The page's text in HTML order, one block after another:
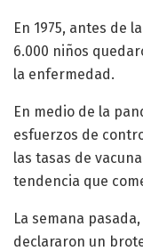
En 1975, antes de
6.000 niños
la enfermedad.
En medio de la
esfuerzos de
las tasas de
tendencia que
La semana
declararon un